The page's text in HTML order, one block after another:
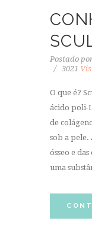
Postado
3021
O que é?
ácido poli-
de
sob a pele.
ósseo e
uma